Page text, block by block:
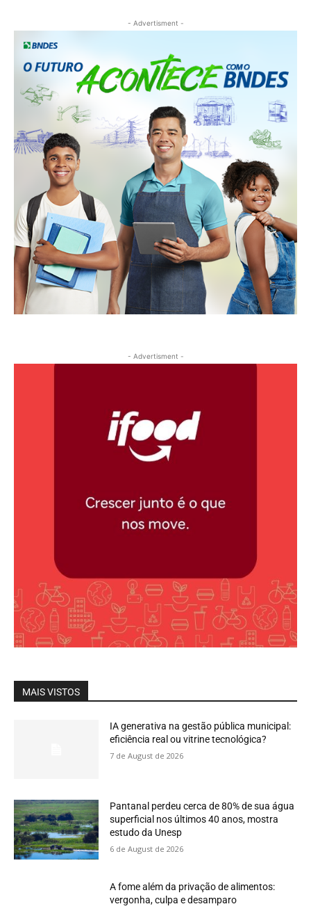
- Advertisment -
- Advertisment -
MAIS VISTOS
IA generativa na gestão pública municipal:
eficiência real ou vitrine tecnológica?
7 de August de 2026
Pantanal perdeu cerca de 80% de sua água
superficial nos últimos 40 anos, mostra
estudo da Unesp
6 de August de 2026
A fome além da privação de alimentos:
vergonha, culpa e desamparo